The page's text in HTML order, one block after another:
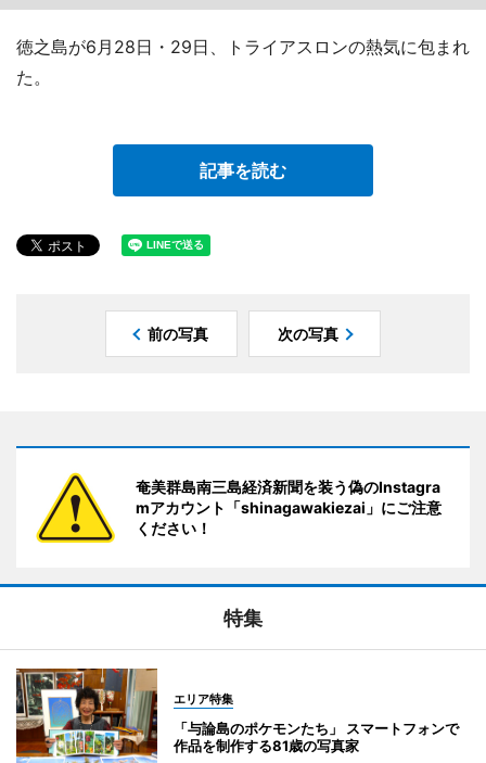
徳之島が6月28日・29日、トライアスロンの熱気に包まれ
た。
記事を読む
前の写真 次の写真
奄美群島南三島経済新聞を装う偽のInstagra
mアカウント「shinagawakiezai」にご注意
ください！
特集
エリア特集
「与論島のポケモンたち」 スマートフォンで
作品を制作する81歳の写真家